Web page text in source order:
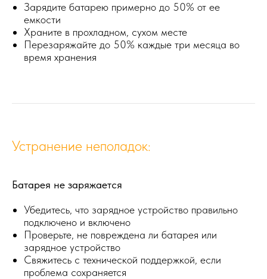
Зарядите батарею примерно до 50% от ее
емкости
Храните в прохладном, сухом месте
Перезаряжайте до 50% каждые три месяца во
время хранения
Устранение неполадок:
Батарея не заряжается
Убедитесь, что зарядное устройство правильно
подключено и включено
Проверьте, не повреждена ли батарея или
зарядное устройство
Свяжитесь с технической поддержкой, если
проблема сохраняется